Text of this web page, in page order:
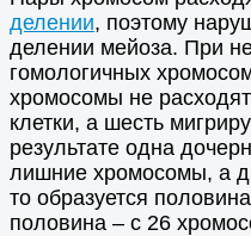
делении, поэтому
делении мейоза. При
гомологичных
хромосомы не
клетки, а шесть
результате одна
лишние хромосомы, а
то образуется
половина – с 26